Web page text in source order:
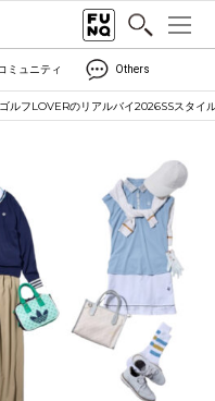
ミュニティ Others
ルフLOVERのリアルバイ2026SSスタイ